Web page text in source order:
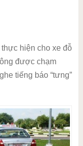
hiện cho xe đỗ
được chạm
tiếng báo “tưng”